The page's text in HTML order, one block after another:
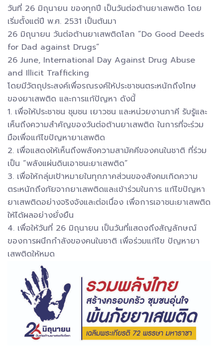
วันที่ 26 มิถุนายน ของทุกปี เป็นวันต่อต้านยาเสพติด โดย
เริ่มตั้งแต่ปี พ.ศ. 2531 เป็นต้นมา
26 มิถุนายน วันต่อต้านยาเสพติดโลก “Do Good Deeds
for Dad against Drugs”
26 June, International Day Against Drug Abuse
and Illicit Trafficking
โดยมีวัตถุประสงค์เพื่อรณรงค์ให้ประชาชนตระหนักถึงโทษ
ของยาเสพติด และการแก้ปัญหา ดังนี้
1. เพื่อให้ประชาชน ชุมชน เยาวชน และหน่วยงานภาคี รับรู้และ
เห็นถึงความสำคัญของวันต่อต้านยาเสพติด ในการที่จะร่วม
มือเพื่อแก้ไขปัญหายาเสพติด
2. เพื่อแสดงให้เห็นถึงพลังความสามัคคีของคนในชาติ ที่ร่วม
เป็น “พลังแผ่นดินเอาชนะยาเสพติด”
3. เพื่อให้กลุ่มเป้าหมายในทุกภาคส่วนของสังคมเกิดความ
ตระหนักถึงภัยจากยาเสพติดและเข้าร่วมในการ แก้ไขปัญหา
ยาเสพติดอย่างจริงจังและต่อเนื่อง เพื่อการเอาชนะยาเสพติด
ให้ได้ผลอย่างยั่งยืน
4. เพื่อให้วันที่ 26 มิถุนายน เป็นวันที่แสดงถึงสัญลักษณ์
ของการผนึกกำลังของคนในชาติ เพื่อร่วมแก้ไข ปัญหายา
เสพติดให้หมด